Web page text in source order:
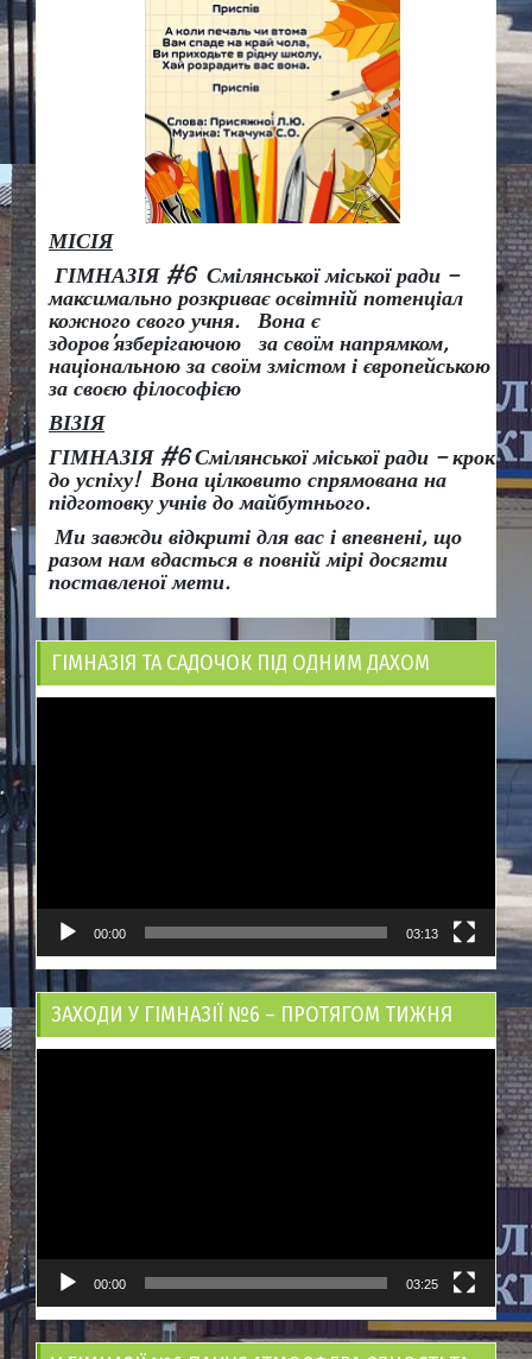
МІСІЯ
ГІМНАЗІЯ #6 Смілянської міської ради –
максимально розкриває освітній потенціал
кожного свого учня.
Вона є
здоров’язберігаючою за своїм напрямком,
національною за своїм змістом і європейською
за своєю філософією
ВІЗІЯ
ГІМНАЗІЯ #6 Смілянської міської ради – крок
до успіху! Вона цілковито спрямована на
підготовку учнів до майбутнього.
Ми завжди відкриті для вас і впевнені, що
разом нам вдасться в повній мірі досягти
поставленої мети.
ГІМНАЗІЯ ТА САДОЧОК ПІД ОДНИМ ДАХОМ
00:00 03:13
ЗАХОДИ У ГІМНАЗІЇ №6 – ПРОТЯГОМ ТИЖНЯ
00:00 03:25